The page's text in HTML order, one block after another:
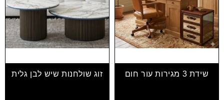
שידת 3 מגירות עור חום זוג שולחנות שיש לבן גלית